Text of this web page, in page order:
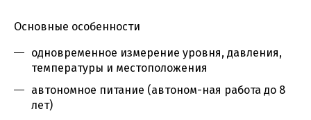
Основные особенности
одновременное измерение уровня, давления,
температуры и местоположения
автономное питание (автоном-ная работа до 8
лет)